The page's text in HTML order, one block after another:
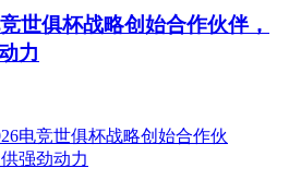
世俱杯战略创始合作伙伴，
力